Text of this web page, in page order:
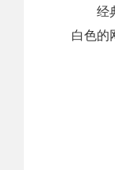
经
白色的